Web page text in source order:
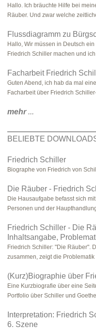
Hallo. Ich bräuchte Hilfe bei
Räuber. Und zwar welche
Flussdiagramm zu
Hallo, Wir müssen in Deutsch
Friedrich Schiller machen und
Facharbeit Friedrich
Guten Abend, ich hab da mal
Facharbeit über Friedrich
mehr...
BELIEBTE
Friedrich Schiller
Biographe von Friedrich von
Die Räuber - Friedrich
Die Hausaufgabe befasst sich
Personen und der
Friedrich Schiller - Die
Inhaltsangabe,
Friedrich Schiller: "Die Räuber".
zusammen, zeigt die
(Kurz)Biographie über
Eine Kurzbiografie über eine
Portfolio über Schiller und
Interpretation: Friedrich
6. Szene